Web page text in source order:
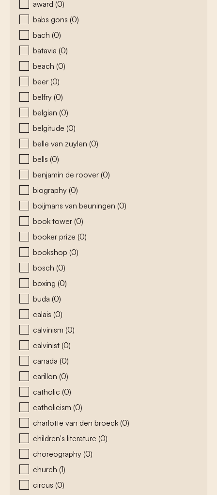
award (0)
babs gons (0)
bach (0)
batavia (0)
beach (0)
beer (0)
belfry (0)
belgian (0)
belgitude (0)
belle van zuylen (0)
bells (0)
benjamin de roover (0)
biography (0)
boijmans van beuningen (0)
book tower (0)
booker prize (0)
bookshop (0)
bosch (0)
boxing (0)
buda (0)
calais (0)
calvinism (0)
calvinist (0)
canada (0)
carillon (0)
catholic (0)
catholicism (0)
charlotte van den broeck (0)
children's literature (0)
choreography (0)
church (1)
circus (0)